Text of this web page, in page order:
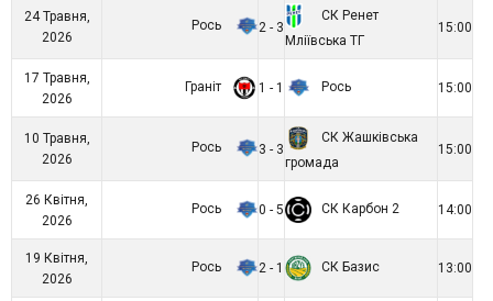
24 Травня,
2026
Рось 2 - 3
СК Ренет
Мліївська ТГ
15:00
17 Травня,
2026
Граніт 1 - 1 Рось 15:00
10 Травня,
2026
Рось 3 - 3
СК Жашківська
громада
15:00
26 Квітня,
2026
Рось 0 - 5 СК Карбон 2 14:00
19 Квітня,
2026
Рось 2 - 1 СК Базис 13:00